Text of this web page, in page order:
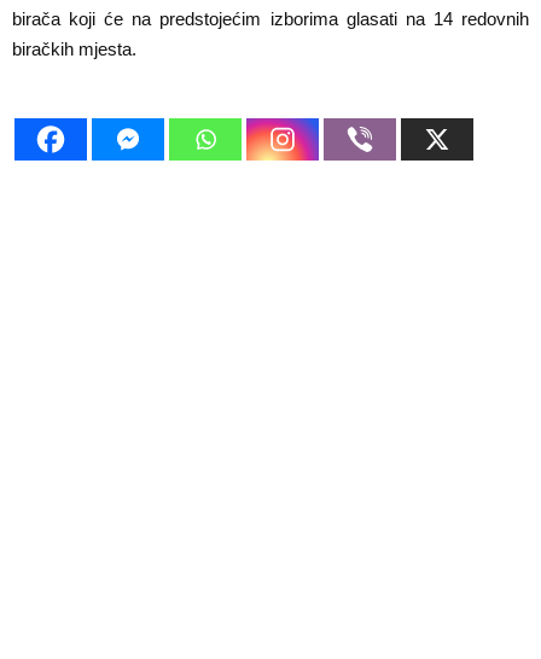
birača koji će na predstojećim izborima glasati na 14 redovnih
biračkih mjesta.